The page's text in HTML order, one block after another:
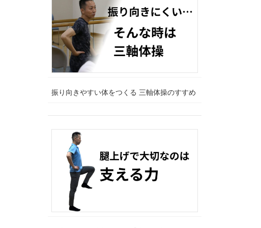
振り向きやすい体をつくる 三軸体操のすすめ